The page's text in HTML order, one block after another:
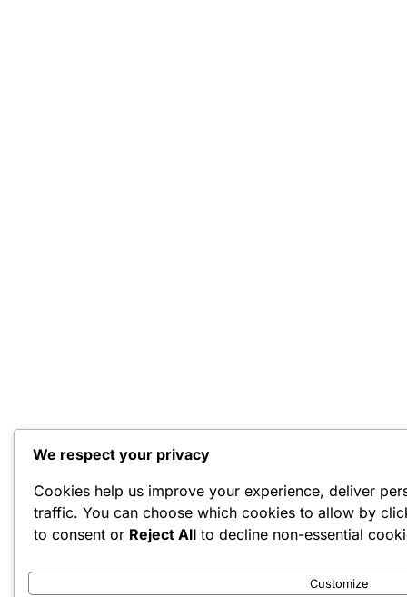
We respect your privacy
Cookies help us improve your experience, deliver
traffic. You can choose which cookies to allow by
to consent or Reject All to decline non-essential
Customize